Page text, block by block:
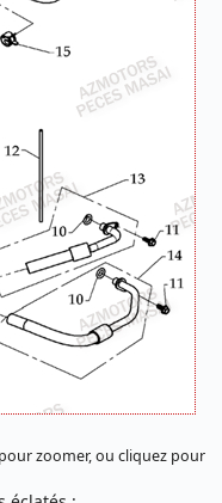
zoomer, ou cliquez pour